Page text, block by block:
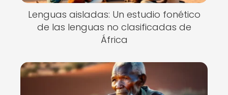
Lenguas aisladas: Un estudio fonético
de las lenguas no clasificadas de
África